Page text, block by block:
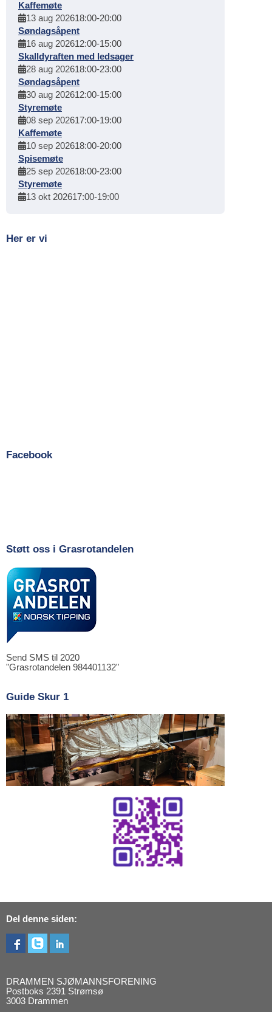
Kaffemøte
13 aug 202618:00-20:00
Søndagsåpent
16 aug 202612:00-15:00
Skalldyraften med ledsager
28 aug 202618:00-23:00
Søndagsåpent
30 aug 202612:00-15:00
Styremøte
08 sep 202617:00-19:00
Kaffemøte
10 sep 202618:00-20:00
Spisemøte
25 sep 202618:00-23:00
Styremøte
13 okt 202617:00-19:00
Her er vi
Facebook
Støtt oss i Grasrotandelen
Send SMS til 2020
"Grasrotandelen 984401132"
Guide Skur 1
Del denne siden:
DRAMMEN SJØMANNSFORENING
Postboks 2391 Strømsø
3003 Drammen